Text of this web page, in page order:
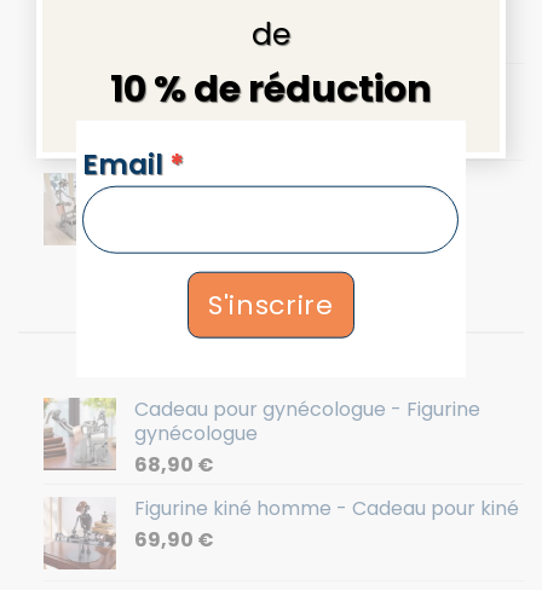
de
10 % de réduction
NEWSLETTERS
Email *
S'inscrire
Portefeuille homme - Cuir - Marron
Figurine couple au sauna
Les plus recherchés
Cadeau pour gynécologue - Figurine
gynécologue
68,90 €
Figurine kiné homme - Cadeau pour kiné
69,90 €